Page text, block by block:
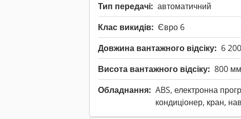
Тип передачі: автоматичний
Клас викидів: Євро 6
Довжина вантажного відсіку: 6
Висота вантажного відсіку: 800 мм
Обладнання: ABS, електронна
кондиціонер, кран,